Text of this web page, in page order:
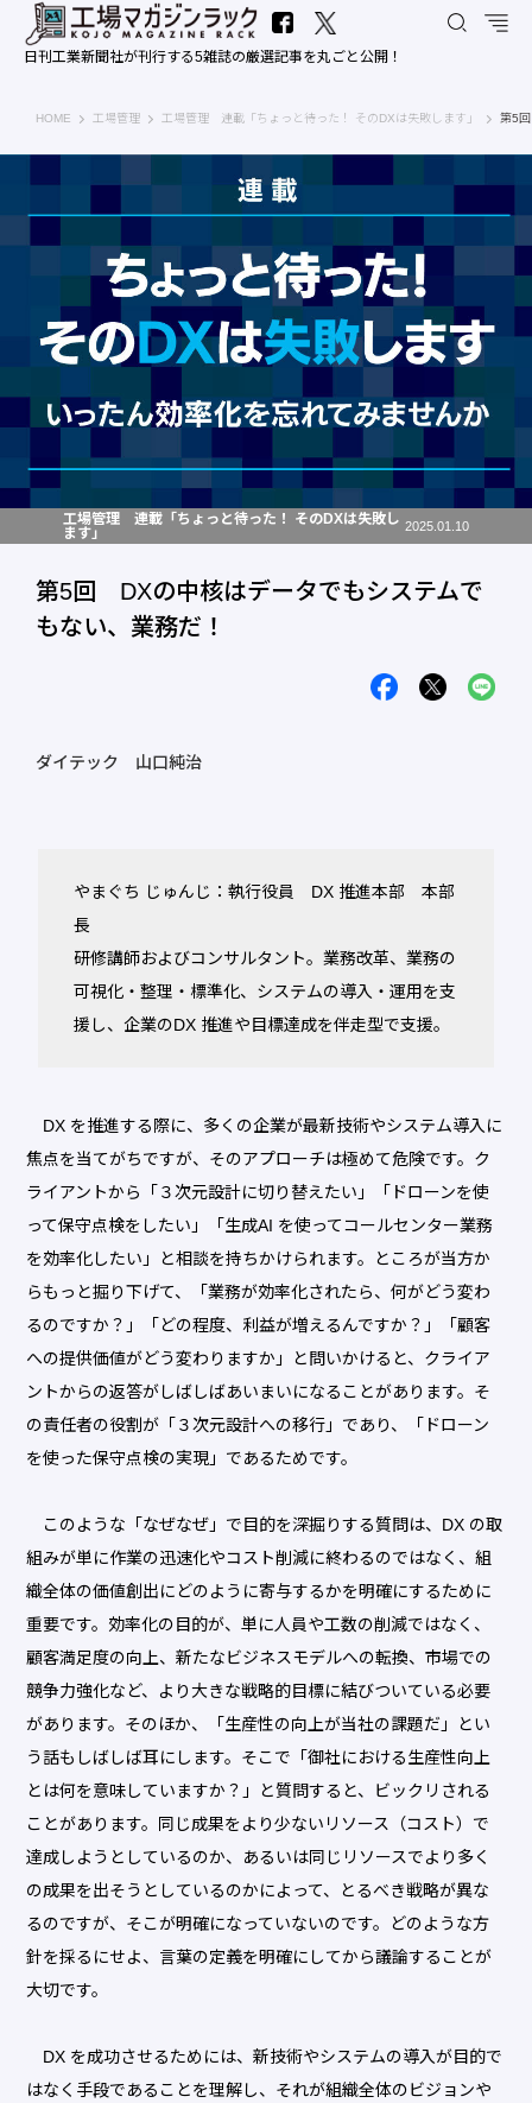
日刊工業新聞社が刊行する5雑誌の厳選記事を丸ごと公開！
HOME 工場マガジンラック｜日刊工業新聞社
工場管理 工場管理 連載「ちょっと待った！ そのDXは失敗します」 第5
工場管理 連載「ちょっと待った！ そのDXは失敗し
ます」
2025.01.10
第5回 DXの中核はデータでもシステムで
もない、業務だ！
ダイテック 山口純治
やまぐち じゅんじ：執行役員 DX 推進本部 本部
長
研修講師およびコンサルタント。業務改革、業務の
可視化・整理・標準化、システムの導入・運用を支
援し、企業のDX 推進や目標達成を伴走型で支援。
DX を推進する際に、多くの企業が最新技術やシステム導入に
焦点を当てがちですが、そのアプローチは極めて危険です。ク
ライアントから「３次元設計に切り替えたい」「ドローンを使
って保守点検をしたい」「生成AI を使ってコールセンター業務
を効率化したい」と相談を持ちかけられます。ところが当方か
らもっと掘り下げて、「業務が効率化されたら、何がどう変わ
るのですか？」「どの程度、利益が増えるんですか？」「顧客
への提供価値がどう変わりますか」と問いかけると、クライア
ントからの返答がしばしばあいまいになることがあります。そ
の責任者の役割が「３次元設計への移行」であり、「ドローン
を使った保守点検の実現」であるためです。
このような「なぜなぜ」で目的を深掘りする質問は、DX の取
組みが単に作業の迅速化やコスト削減に終わるのではなく、組
織全体の価値創出にどのように寄与するかを明確にするために
重要です。効率化の目的が、単に人員や工数の削減ではなく、
顧客満足度の向上、新たなビジネスモデルへの転換、市場での
競争力強化など、より大きな戦略的目標に結びついている必要
があります。そのほか、「生産性の向上が当社の課題だ」とい
う話もしばしば耳にします。そこで「御社における生産性向上
とは何を意味していますか？」と質問すると、ビックリされる
ことがあります。同じ成果をより少ないリソース（コスト）で
達成しようとしているのか、あるいは同じリソースでより多く
の成果を出そうとしているのかによって、とるべき戦略が異な
るのですが、そこが明確になっていないのです。どのような方
針を採るにせよ、言葉の定義を明確にしてから議論することが
大切です。
DX を成功させるためには、新技術やシステムの導入が目的で
はなく手段であることを理解し、それが組織全体のビジョンや